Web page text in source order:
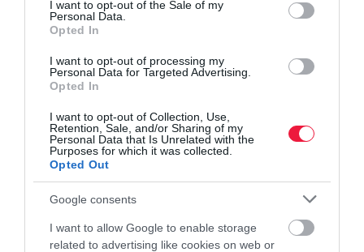
I want to opt-out of the Sale of my
Personal Data.
Opted In
I want to opt-out of processing my
Personal Data for Targeted Advertising.
Opted In
I want to opt-out of Collection, Use,
Retention, Sale, and/or Sharing of my
Personal Data that Is Unrelated with the
Purposes for which it was collected.
Opted Out
Google consents
I want to allow Google to enable storage
related to advertising like cookies on web or
Európában
Aki nyáron külföldre indul autóval, tájékozódik a
sebességhatárokról, az útdíjakról és a parkolási díjakról, a helyi
ami Magyarországon…